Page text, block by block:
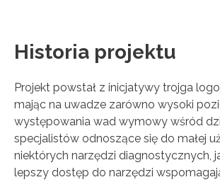
Historia projektu
Projekt powstał z inicjatywy trojga
mając na uwadze zarówno wysoki
występowania wad wymowy wśród
specjalistów odnoszące się do małej
niektórych narzędzi diagnostycznych,
lepszy dostęp do narzędzi